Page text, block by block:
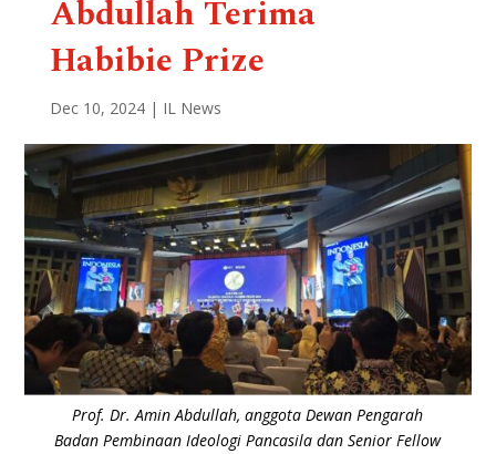
Abdullah Terima
Habibie Prize
Dec 10, 2024| IL News
Prof. Dr. Amin Abdullah, anggota Dewan Pengarah
Badan Pembinaan Ideologi Pancasila dan Senior Fellow